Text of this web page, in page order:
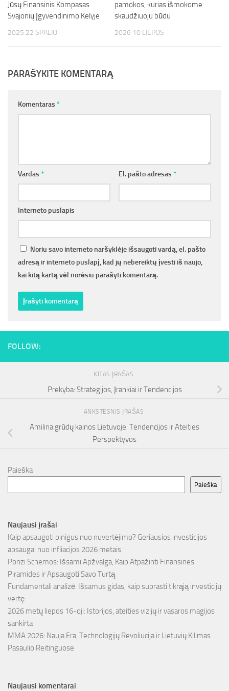
Jūsų Finansinis Kompasas
Svajonių Įgyvendinimo Kelyje
2025 22 SPALIO
pamokos, kurias išmokome
skaudžiuoju būdu
2026 10 LIEPOS
PARAŠYKITE KOMENTARĄ
Komentaras *
Vardas * El. pašto adresas *
Interneto puslapis
Noriu savo interneto naršyklėje išsaugoti vardą, el. pašto
adresą ir interneto puslapį, kad jų nebereiktų įvesti iš naujo,
kai kitą kartą vėl norėsiu parašyti komentarą.
FOLLOW:
KITAS ĮRAŠAS
Prekyba: Strategijos, Įrankiai ir Tendencijos
ANKSTESNIS ĮRAŠAS
Amilina grūdų kainos Lietuvoje: Tendencijos ir Ateities
Perspektyvos
Paieška
Paieška
Naujausi įrašai
Kaip apsaugoti pinigus nuo nuvertėjimo? Geriausios investicijos
apsaugai nuo infliacijos 2026 metais
Ponzi Schemos: Išsami Apžvalga, Kaip Atpažinti Finansines
Piramides ir Apsaugoti Savo Turtą
Fundamentali analizė: Išsamus gidas, kaip suprasti tikrąją investicijų
vertę
2026 metų liepos 16-oji: Istorijos, ateities vizijų ir vasaros magijos
sankirta
MMA 2026: Nauja Era, Technologijų Revoliucija ir Lietuvių Kilimas
Pasaulio Reitinguose
Naujausi komentarai